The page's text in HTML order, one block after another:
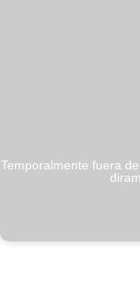
Temporalmente fuera